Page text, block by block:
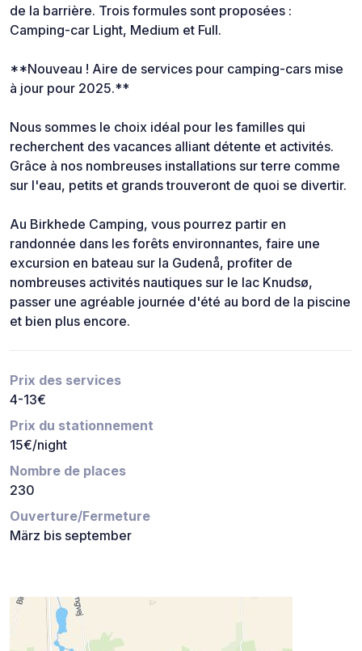
de la barrière. Trois formules sont proposées :
Camping-car Light, Medium et Full.
**Nouveau ! Aire de services pour camping-cars mise
à jour pour 2025.**
Nous sommes le choix idéal pour les familles qui
recherchent des vacances alliant détente et activités.
Grâce à nos nombreuses installations sur terre comme
sur l'eau, petits et grands trouveront de quoi se divertir.
Au Birkhede Camping, vous pourrez partir en
randonnée dans les forêts environnantes, faire une
excursion en bateau sur la Gudenå, profiter de
nombreuses activités nautiques sur le lac Knudsø,
passer une agréable journée d'été au bord de la piscine
et bien plus encore.
Prix des services
4-13€
Prix du stationnement
15€/night
Nombre de places
230
Ouverture/Fermeture
März bis september